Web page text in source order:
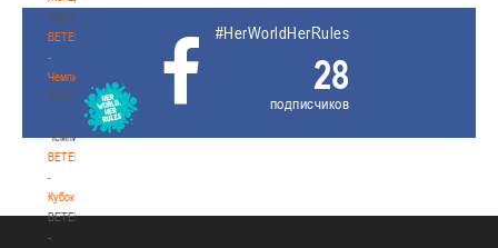
Женщины
BETERA
-
Чемпионат
BETERA
-
Чемпионат
BETERA
-
Кубок
BETERA
-
#HerWorldHerRules
28
подписчиков